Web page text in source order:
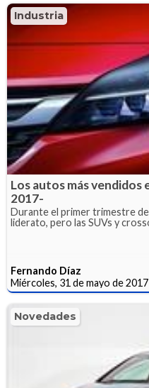
Industria
Los autos más vendidos
2017-
Durante el primer trimestre
liderato, pero las SUVs y
Fernando Díaz
Miércoles, 31 de mayo de 2017
Novedades